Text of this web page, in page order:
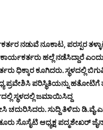
ನಡುವೆ ನೂಕಾಟ, ಪರಸ್ಪರ
ಹಲ್ಲೆ ನಡೆಸಿದ್ದಾರೆ
ಧಿಕ್ಕಾರ ಕೂಗಿದರು. ಸ್ಥಳದಲ್ಲಿ
ಪ್ರವೇಶಿಸಿ ಪರಿಸ್ಥಿತಿಯನ್ನು
ಸ್ಥಳದಲ್ಲಿ ಜಮಾಯಿಸಿದ್ದ
ಚದುರಿಸಿದರು. ಸುದ್ದಿ ತಿಳಿದು
ಸೊಸೈಟಿ ಆಧ್ಯಕ್ಷ ಪದ್ಮಶೇಖರ್